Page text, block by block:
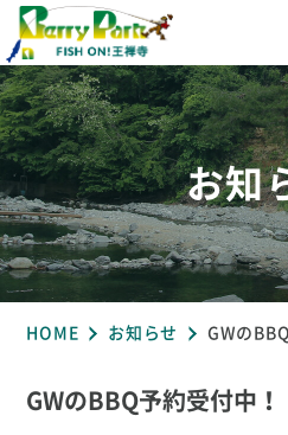
お知
HOME お知らせ GWの
GWのBBQ予約受付中！